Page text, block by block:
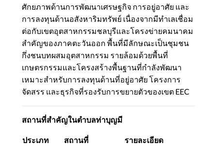
ศักยภาพด้านการพัฒนาเศรษฐกิจ การอยู่อาศัย และ
การลงทุนด้านอสังหาริมทรัพย์ เนื่องจากมีทำเลเชื่อม
ต่อกับเขตอุตสาหกรรมชลบุรีและโครงข่ายคมนาคม
สำคัญของภาคตะวันออก พื้นที่มีลักษณะเป็นชุมชน
กึ่งชนบทผสมอุตสาหกรรม รายล้อมด้วยพื้นที่
เกษตรกรรมและโครงสร้างพื้นฐานที่กำลังพัฒนา
เหมาะสำหรับการลงทุนด้านที่อยู่อาศัย โครงการ
จัดสรร และธุรกิจที่รองรับการขยายตัวของเขต EEC
สถานที่สำคัญในตำบลท่าบุญมี
ประเภท สถานที่ รายละเอียด